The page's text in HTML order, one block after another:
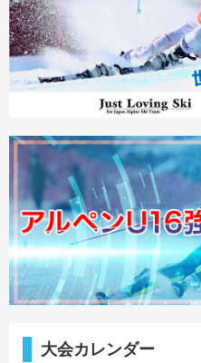
大会カレンダー